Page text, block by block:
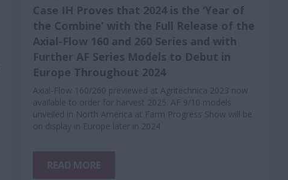
Case IH Proves that 2024 is the ‘Year of
the Combine’ with the Full Release of the
Axial-Flow 160 and 260 Series and with
Further AF Series Models to Debut in
Europe Throughout 2024
Axial-Flow 160/260 previewed at Agritechnica 2023 now
available to order for harvest 2025. AF 9/10 models
unveiled in North America at Farm Progress Show will be
on display in Europe later in 2024